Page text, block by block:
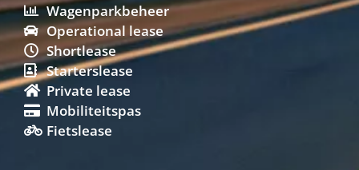
Wagenparkbeheer
Operational lease
Shortlease
Starterslease
Private lease
Mobiliteitspas
Fietslease